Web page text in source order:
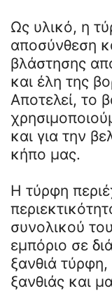
Ως υλικό, η
αποσύνθεση
βλάστησης
και έλη της
Αποτελεί, το
και για την
κήπο μας.
Η τύρφη
συνολικού
εμπόριο σε
ξανθιά
ξανθιάς και